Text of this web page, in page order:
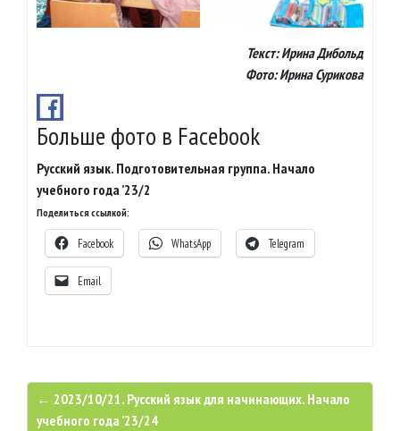
Текст:Ирина Дибольд
Фото: Ирина Сурикова
Больше фото в Facebook
Русский язык. Подготовительная группа. Начало
учебного года ’23/2
Поделиться ссылкой:
Facebook WhatsApp Telegram
Email
← 2023/10/21. Русский язык для начинающих. Начало
учебного года ’23/24